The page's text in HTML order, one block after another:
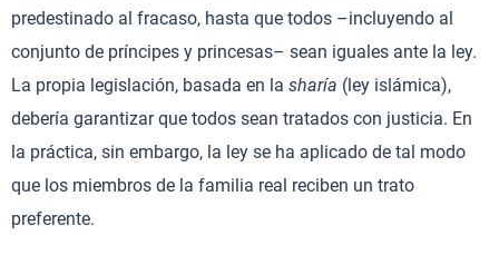
predestinado al fracaso, hasta que todos –incluyendo al
conjunto de príncipes y princesas– sean iguales ante la ley.
La propia legislación, basada en la sharía (ley islámica),
debería garantizar que todos sean tratados con justicia. En
la práctica, sin embargo, la ley se ha aplicado de tal modo
que los miembros de la familia real reciben un trato
preferente.